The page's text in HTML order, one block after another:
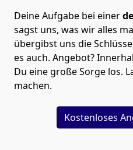
Deine Aufgabe bei einer
sagst uns, was wir alles
übergibst uns die
es auch. Angebot?
Du eine große Sorge los.
machen.
Kostenloses